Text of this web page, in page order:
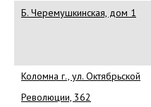
Б. Черемушкинская, дом 1
Коломна г., ул. Октябрьской
Революции, 362